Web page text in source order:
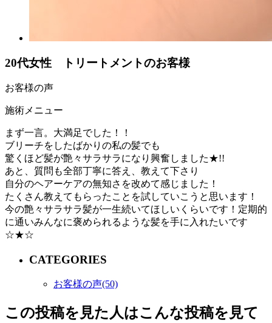
20代女性 トリートメントのお客様
お客様の声
施術メニュー
まず一言。大満足でした！！
ブリーチをしたばかりの私の髪でも
驚くほど髪が艶々サラサラになり興奮しました★!!
あと、質問も全部丁寧に答え、教えて下さり
自分のヘアーケアの無知さを改めて感じました！
たくさん教えてもらったことを試していこうと思います！
今の艶々サラサラ髪が一生続いてほしいくらいです！定期的
に通いみんなに褒められるような髪を手に入れたいです
☆★☆
CATEGORIES
お客様の声(50)
この投稿を見た人はこんな投稿を見て